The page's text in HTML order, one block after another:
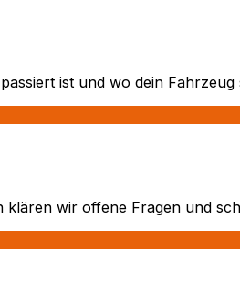
ist und wo dein
wir offene Fragen und